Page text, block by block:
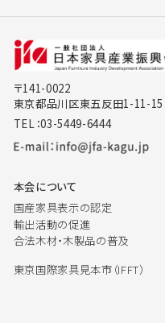
〒141-0022
東京都品川区東五反田1-11-
TEL：03-5449-6444
本会について
国産家具表示の認定
輸出活動の促進
合法木材・木製品の普及
東京国際家具見本市（IFFT）